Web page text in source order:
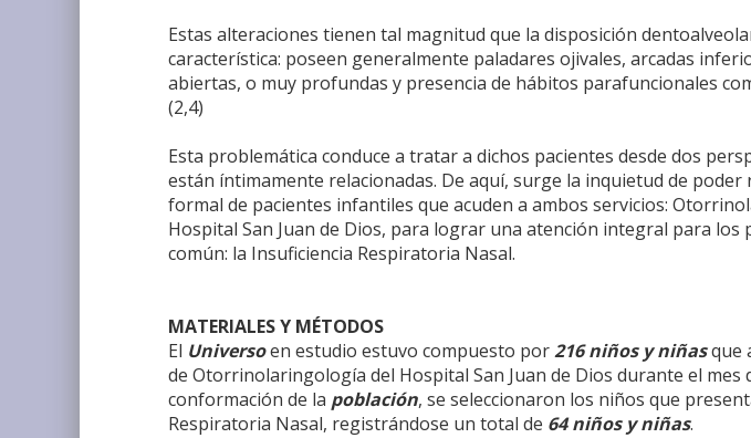
Estas alteraciones tienen tal magnitud que la disposición
característica: poseen generalmente paladares ojivales, arcadas
abiertas, o muy profundas y presencia de hábitos parafuncionales
(2,4)
Esta problemática conduce a tratar a dichos pacientes desde dos
están íntimamente relacionadas. De aquí, surge la inquietud de
formal de pacientes infantiles que acuden a ambos servicios:
Hospital San Juan de Dios, para lograr una atención integral para los
común: la Insuficiencia Respiratoria Nasal.
MATERIALES Y MÉTODOS
El Universoen estudio estuvo compuesto por216 niños y niñasque
de Otorrinolaringología del Hospital San Juan de Dios durante el mes
conformación de la población, se seleccionaron los niños que
Respiratoria Nasal, registrándose un total de 64 niños y niñas.